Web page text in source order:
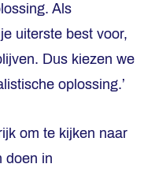
Als
uiterste best voor,
Dus kiezen we
oplossing.’
om te kijken naar
doen in